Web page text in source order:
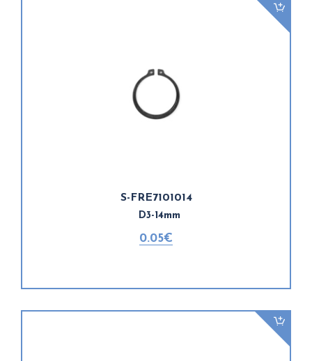
S-FRE7101014
D3-14mm
0.05€